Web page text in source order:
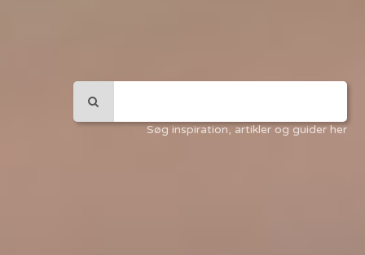
Søg inspiration, artikler og guider her